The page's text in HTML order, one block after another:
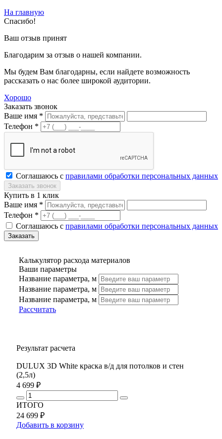
На главную
Спасибо!
Ваш отзыв принят
Благодарим за отзыв о нашей компании.
Мы будем Вам благодарны, если найдете возможность
рассказать о нас более широкой аудитории.
Хорошо
Заказать звонок
Ваше имя *
Телефон *
Соглашаюсь с правилами обработки персональных данных
Купить в 1 клик
Ваше имя *
Телефон *
Соглашаюсь с правилами обработки персональных данных
Калькулятор расхода материалов
Ваши параметры
Название параметра, м
Название параметра, м
Название параметра, м
Рассчитать
Результат расчета
DULUX 3D White краска в/д для потолков и стен
(2,5л)
4 699 ₽
ИТОГО
24 699 ₽
Добавить в корзину